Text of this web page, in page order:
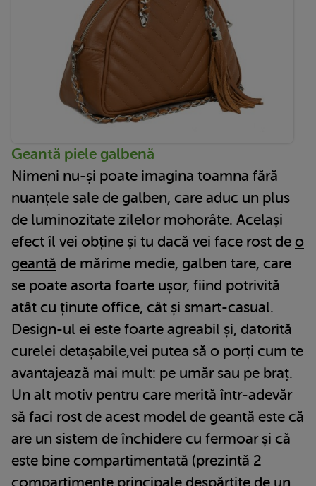
Geantă piele galbenă
Nimeni nu-și poate imagina toamna fără
nuanțele sale de galben, care aduc un plus
de luminozitate zilelor mohorâte. Același
efect îl vei obține și tu dacă vei face rost de o
geantă de mărime medie, galben tare, care
se poate asorta foarte ușor, fiind potrivită
atât cu ținute office, cât și smart-casual.
Design-ul ei este foarte agreabil și, datorită
curelei detașabile,vei putea să o porți cum te
avantajează mai mult: pe umăr sau pe braț.
Un alt motiv pentru care merită într-adevăr
să faci rost de acest model de geantă este că
are un sistem de închidere cu fermoar și că
este bine compartimentată (prezintă 2
compartimente principale despărțite de un